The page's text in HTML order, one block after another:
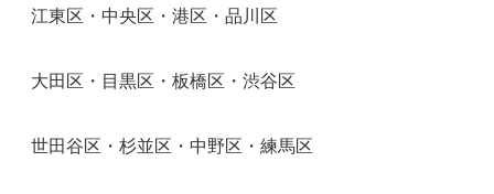
江東区・中央区・港区・品川区
大田区・目黒区・板橋区・渋谷区
世田谷区・杉並区・中野区・練馬区